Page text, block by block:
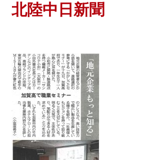
北陸中日新聞